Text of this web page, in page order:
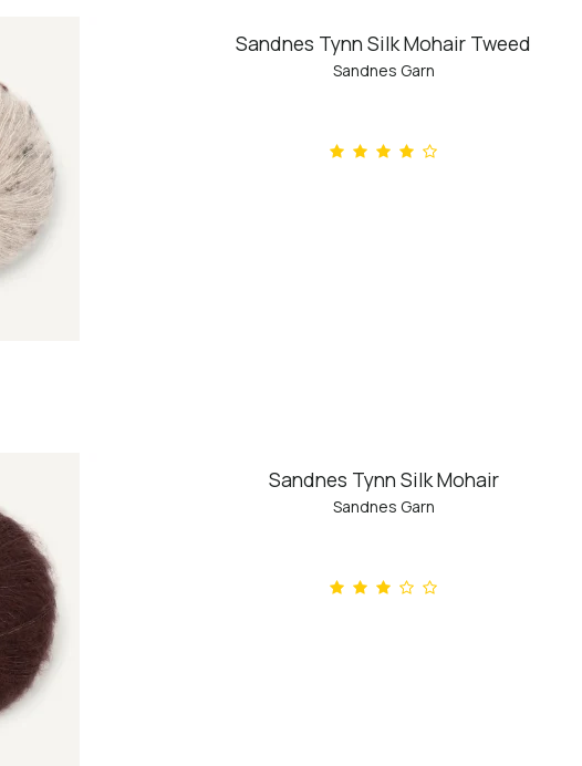
Sandnes Tynn Silk Mohair Tweed
Sandnes Garn
Sandnes Tynn Silk Mohair
Sandnes Garn